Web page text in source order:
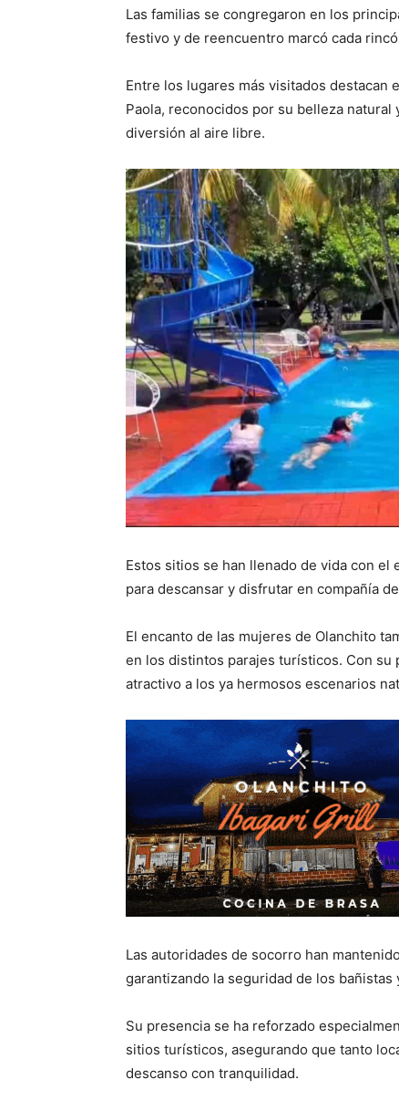
Las familias se congregaron en los
festivo y de reencuentro marcó cada
Entre los lugares más visitados destacan
Paola, reconocidos por su belleza
diversión al aire libre.
Estos sitios se han llenado de vida con
para descansar y disfrutar en compañía
El encanto de las mujeres de Olanchito
en los distintos parajes turísticos. Con su
atractivo a los ya hermosos escenarios
Las autoridades de socorro han
garantizando la seguridad de los bañistas
Su presencia se ha reforzado
sitios turísticos, asegurando que tanto
descanso con tranquilidad.